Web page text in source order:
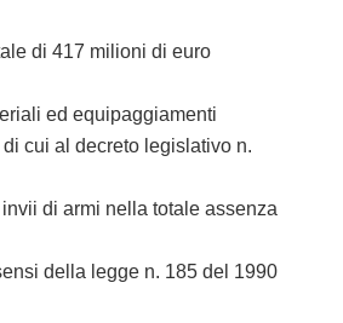
di 417 milioni di euro
ed equipaggiamenti
cui al decreto legislativo n.
di armi nella totale assenza
della legge n. 185 del 1990